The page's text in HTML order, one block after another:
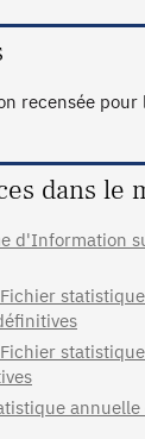
recensée pour
dans le
d'Information
Fichier
Fichier